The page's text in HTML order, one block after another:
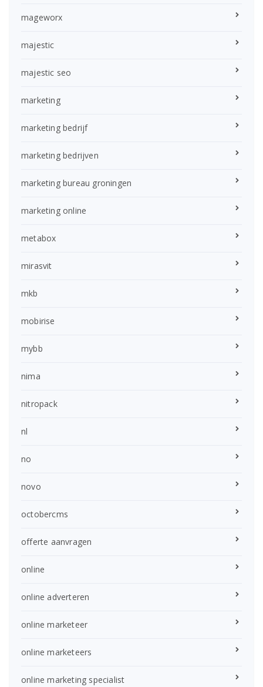
mageworx
majestic
majestic seo
marketing
marketing bedrijf
marketing bedrijven
marketing bureau groningen
marketing online
metabox
mirasvit
mkb
mobirise
mybb
nima
nitropack
nl
no
novo
octobercms
offerte aanvragen
online
online adverteren
online marketeer
online marketeers
online marketing specialist